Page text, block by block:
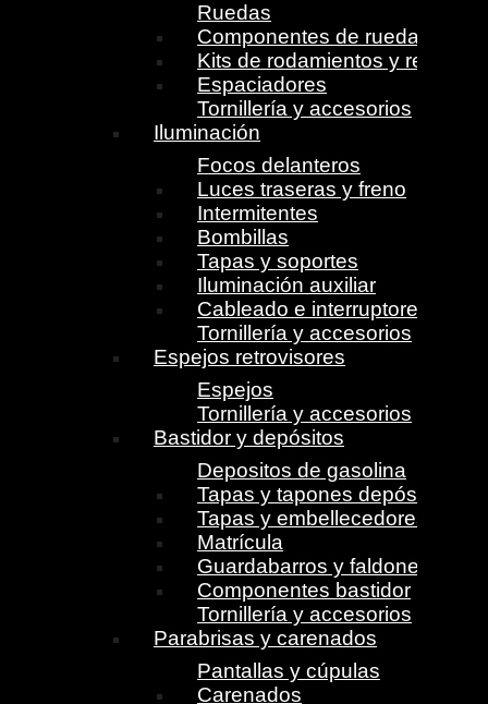
Ruedas
Componentes de ruedas
Kits de rodamientos y retenes
Espaciadores
Tornillería y accesorios
Iluminación
Focos delanteros
Luces traseras y freno
Intermitentes
Bombillas
Tapas y soportes
Iluminación auxiliar
Cableado e interruptores
Tornillería y accesorios
Espejos retrovisores
Espejos
Tornillería y accesorios
Bastidor y depósitos
Depositos de gasolina
Tapas y tapones depósito
Tapas y embellecedores
Matrícula
Guardabarros y faldones
Componentes bastidor
Tornillería y accesorios
Parabrisas y carenados
Pantallas y cúpulas
Carenados